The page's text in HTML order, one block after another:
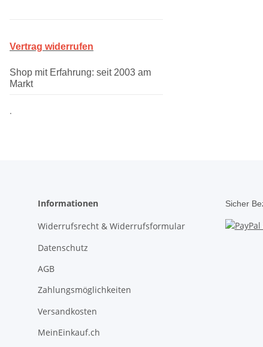
Vertrag widerrufen
Shop mit Erfahrung: seit 2003 am
Markt
.
Informationen
Widerrufsrecht & Widerrufsformular
Datenschutz
AGB
Zahlungsmöglichkeiten
Versandkosten
MeinEinkauf.ch
Sicher